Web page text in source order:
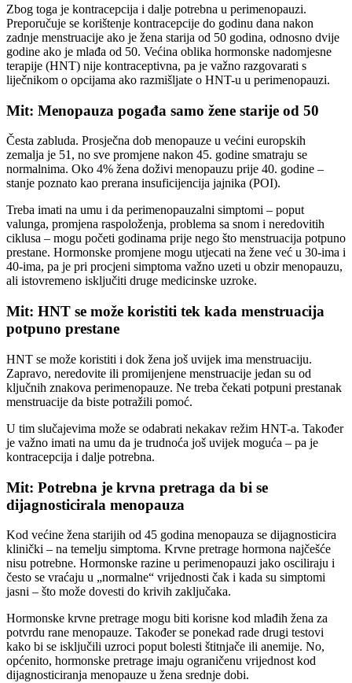
Zbog toga je kontracepcija i dalje potrebna u perimenopauzi.
Preporučuje se korištenje kontracepcije do godinu dana nakon
zadnje menstruacije ako je žena starija od 50 godina, odnosno dvije
godine ako je mlađa od 50. Većina oblika hormonske nadomjesne
terapije (HNT) nije kontraceptivna, pa je važno razgovarati s
liječnikom o opcijama ako razmišljate o HNT-u u perimenopauzi.
Mit: Menopauza pogađa samo žene starije od 50
Česta zabluda. Prosječna dob menopauze u većini europskih
zemalja je 51, no sve promjene nakon 45. godine smatraju se
normalnima. Oko 4% žena doživi menopauzu prije 40. godine –
stanje poznato kao prerana insuficijencija jajnika (POI).
Treba imati na umu i da perimenopauzalni simptomi – poput
valunga, promjena raspoloženja, problema sa snom i neredovitih
ciklusa – mogu početi godinama prije nego što menstruacija potpuno
prestane. Hormonske promjene mogu utjecati na žene već u 30-ima i
40-ima, pa je pri procjeni simptoma važno uzeti u obzir menopauzu,
ali istovremeno isključiti druge medicinske uzroke.
Mit: HNT se može koristiti tek kada menstruacija
potpuno prestane
HNT se može koristiti i dok žena još uvijek ima menstruaciju.
Zapravo, neredovite ili promijenjene menstruacije jedan su od
ključnih znakova perimenopauze. Ne treba čekati potpuni prestanak
menstruacije da biste potražili pomoć.
U tim slučajevima može se odabrati nekakav režim HNT-a. Također
je važno imati na umu da je trudnoća još uvijek moguća – pa je
kontracepcija i dalje potrebna.
Mit: Potrebna je krvna pretraga da bi se
dijagnosticirala menopauza
Kod većine žena starijih od 45 godina menopauza se dijagnosticira
klinički – na temelju simptoma. Krvne pretrage hormona najčešće
nisu potrebne. Hormonske razine u perimenopauzi jako osciliraju i
često se vraćaju u „normalne“ vrijednosti čak i kada su simptomi
jasni – što može dovesti do krivih zaključaka.
Hormonske krvne pretrage mogu biti korisne kod mlađih žena za
potvrdu rane menopauze. Također se ponekad rade drugi testovi
kako bi se isključili uzroci poput bolesti štitnjače ili anemije. No,
općenito, hormonske pretrage imaju ograničenu vrijednost kod
dijagnosticiranja menopauze u žena srednje dobi.